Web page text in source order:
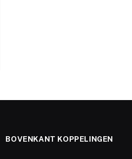
BOVENKANT KOPPELINGEN